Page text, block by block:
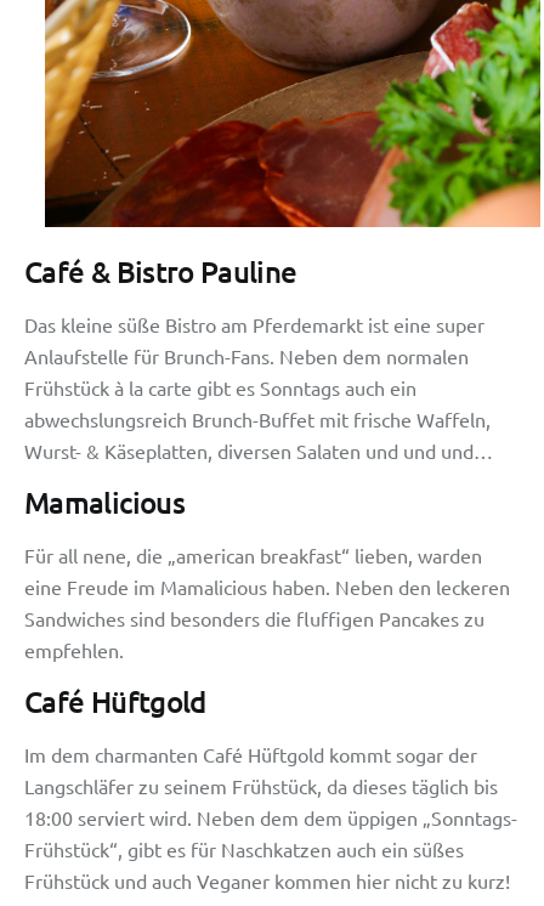
Café & Bistro Pauline
Das kleine süße Bistro am Pferdemarkt ist eine super
Anlaufstelle für Brunch-Fans. Neben dem normalen
Frühstück à la carte gibt es Sonntags auch ein
abwechslungsreich Brunch-Buffet mit frische Waffeln,
Wurst- & Käseplatten, diversen Salaten und und und…
Mamalicious
Für all nene, die „american breakfast“ lieben, warden
eine Freude im Mamalicious haben. Neben den leckeren
Sandwiches sind besonders die fluffigen Pancakes zu
empfehlen.
Café Hüftgold
Im dem charmanten Café Hüftgold kommt sogar der
Langschläfer zu seinem Frühstück, da dieses täglich bis
18:00 serviert wird. Neben dem dem üppigen „Sonntags-
Frühstück“, gibt es für Naschkatzen auch ein süßes
Frühstück und auch Veganer kommen hier nicht zu kurz!